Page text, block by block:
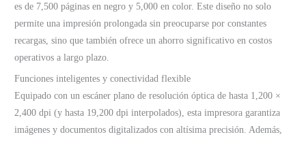
es de 7,500 páginas en negro y 5,000 en color. Este diseño no solo
permite una impresión prolongada sin preocuparse por constantes
recargas, sino que también ofrece un ahorro significativo en costos
operativos a largo plazo.
Funciones inteligentes y conectividad flexible
Equipado con un escáner plano de resolución óptica de hasta 1,200 ×
2,400 dpi (y hasta 19,200 dpi interpolados), esta impresora garantiza
imágenes y documentos digitalizados con altísima precisión. Además,